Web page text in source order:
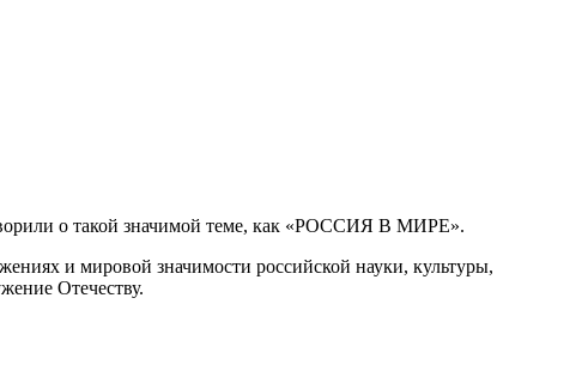
о такой значимой теме, как «РОССИЯ В МИРЕ».
и мировой значимости российской науки, культуры,
Отечеству.